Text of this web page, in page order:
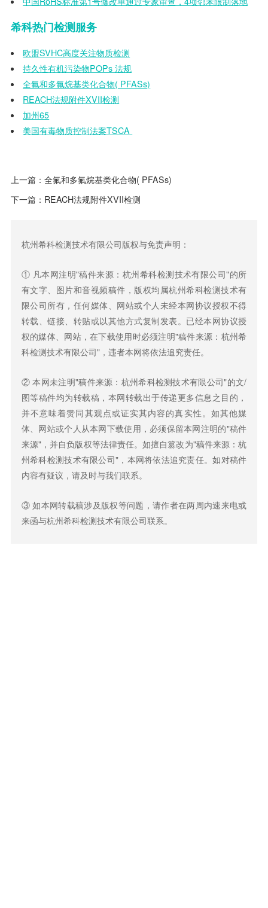
希科热门检测服务
欧盟SVHC高度关注物质检测
持久性有机污染物POPs 法规
全氟和多氟烷基类化合物( PFASs)
REACH法规附件XVII检测
加州65
美国有毒物质控制法案TSCA
上一篇： 全氟和多氟烷基类化合物( PFASs)
下一篇： REACH法规附件XVII检测
杭州希科检测技术有限公司版权与免责声明：
① 凡本网注明"稿件来源：杭州希科检测技术有限公司"的所
有文字、图片和音视频稿件，版权均属杭州希科检测技术有
限公司所有，任何媒体、网站或个人未经本网协议授权不得
转载、链接、转贴或以其他方式复制发表。已经本网协议授
权的媒体、网站，在下载使用时必须注明"稿件来源：杭州希
科检测技术有限公司"，违者本网将依法追究责任。
② 本网未注明"稿件来源：杭州希科检测技术有限公司"的文/
图等稿件均为转载稿，本网转载出于传递更多信息之目的，
并不意味着赞同其观点或证实其内容的真实性。如其他媒
体、网站或个人从本网下载使用，必须保留本网注明的"稿件
来源"，并自负版权等法律责任。如擅自篡改为"稿件来源：杭
州希科检测技术有限公司"，本网将依法追究责任。如对稿件
内容有疑议，请及时与我们联系。
③ 如本网转载稿涉及版权等问题，请作者在两周内速来电或
来函与杭州希科检测技术有限公司联系。